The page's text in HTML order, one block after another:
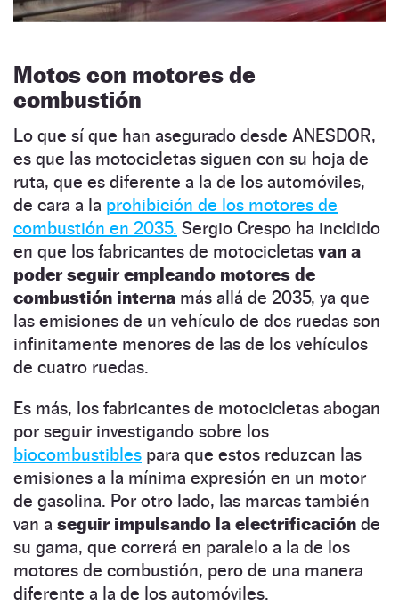
Motos con motores de
combustión
Lo que sí que han asegurado desde ANESDOR,
es que las motocicletas siguen con su hoja de
ruta, que es diferente a la de los automóviles,
de cara a la prohibición de los motores de
combustión en 2035. Sergio Crespo ha incidido
en que los fabricantes de motocicletas van a
poder seguir empleando motores de
combustión interna más allá de 2035, ya que
las emisiones de un vehículo de dos ruedas son
infinitamente menores de las de los vehículos
de cuatro ruedas.
Es más, los fabricantes de motocicletas abogan
por seguir investigando sobre los
biocombustibles para que estos reduzcan las
emisiones a la mínima expresión en un motor
de gasolina. Por otro lado, las marcas también
van a seguir impulsando la electrificación de
su gama, que correrá en paralelo a la de los
motores de combustión, pero de una manera
diferente a la de los automóviles.